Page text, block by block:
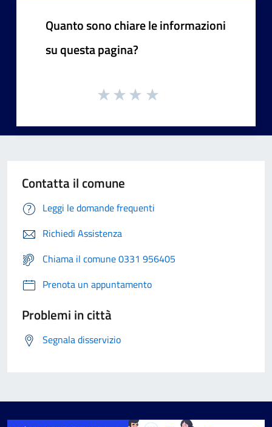
Quanto sono chiare le informazioni
su questa pagina?
Contatta il comune
Leggi le domande frequenti
Richiedi Assistenza
Chiama il comune 0331 956405
Prenota un appuntamento
Problemi in città
Segnala disservizio